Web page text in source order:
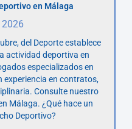
en Málaga
2026
del Deporte establece
actividad deportiva en
especializados en
experiencia en contratos,
Consulte nuestro
Málaga. ¿Qué hace un
Deportivo?